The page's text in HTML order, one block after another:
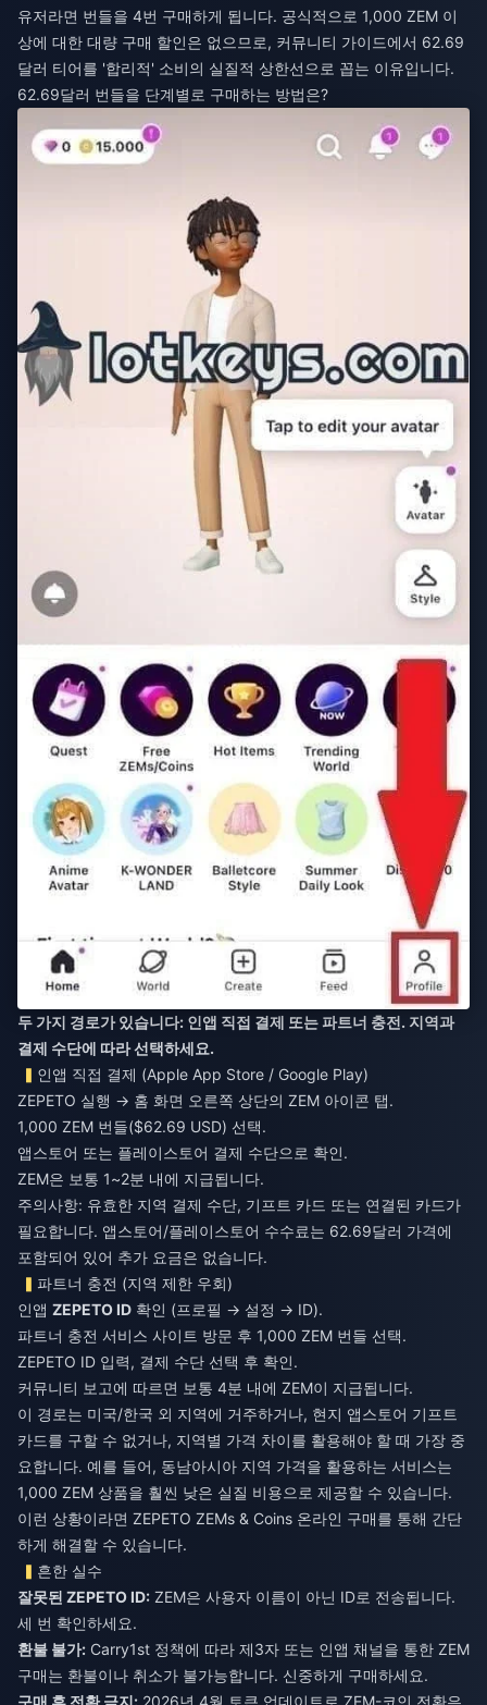
유저라면 번들을 4번 구매하게 됩니다. 공식적으로 1,000 ZEM 이
상에 대한 대량 구매 할인은 없으므로, 커뮤니티 가이드에서 62.69
달러 티어를 '합리적' 소비의 실질적 상한선으로 꼽는 이유입니다.
62.69달러 번들을 단계별로 구매하는 방법은?
두 가지 경로가 있습니다: 인앱 직접 결제 또는 파트너 충전. 지역과
결제 수단에 따라 선택하세요.
인앱 직접 결제 (Apple App Store / Google Play)
ZEPETO 실행 → 홈 화면 오른쪽 상단의 ZEM 아이콘 탭.
1,000 ZEM 번들($62.69 USD) 선택.
앱스토어 또는 플레이스토어 결제 수단으로 확인.
ZEM은 보통 1~2분 내에 지급됩니다.
주의사항: 유효한 지역 결제 수단, 기프트 카드 또는 연결된 카드가
필요합니다. 앱스토어/플레이스토어 수수료는 62.69달러 가격에
포함되어 있어 추가 요금은 없습니다.
파트너 충전 (지역 제한 우회)
인앱 ZEPETO ID 확인 (프로필 → 설정 → ID).
파트너 충전 서비스 사이트 방문 후 1,000 ZEM 번들 선택.
ZEPETO ID 입력, 결제 수단 선택 후 확인.
커뮤니티 보고에 따르면 보통 4분 내에 ZEM이 지급됩니다.
이 경로는 미국/한국 외 지역에 거주하거나, 현지 앱스토어 기프트
카드를 구할 수 없거나, 지역별 가격 차이를 활용해야 할 때 가장 중
요합니다. 예를 들어, 동남아시아 지역 가격을 활용하는 서비스는
1,000 ZEM 상품을 훨씬 낮은 실질 비용으로 제공할 수 있습니다.
이런 상황이라면 ZEPETO ZEMs & Coins 온라인 구매를 통해 간단
하게 해결할 수 있습니다.
흔한 실수
잘못된 ZEPETO ID: ZEM은 사용자 이름이 아닌 ID로 전송됩니다.
세 번 확인하세요.
환불 불가: Carry1st 정책에 따라 제3자 또는 인앱 채널을 통한 ZEM
구매는 환불이나 취소가 불가능합니다. 신중하게 구매하세요.